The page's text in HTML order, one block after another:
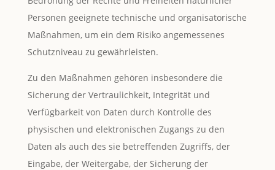
Personen geeignete technische und organisatorische
Maßnahmen, um ein dem Risiko angemessenes
Schutzniveau zu gewährleisten.
Zu den Maßnahmen gehören insbesondere die
Sicherung der Vertraulichkeit, Integrität und
Verfügbarkeit von Daten durch Kontrolle des
physischen und elektronischen Zugangs zu den
Daten als auch des sie betreffenden Zugriffs, der
Eingabe, der Weitergabe, der Sicherung der